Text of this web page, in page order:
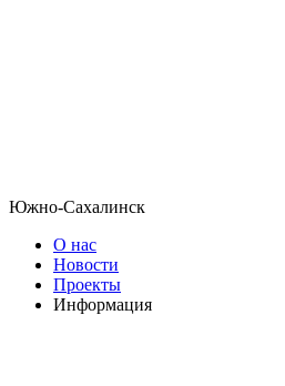
Южно-Сахалинск
О нас
Новости
Проекты
Информация